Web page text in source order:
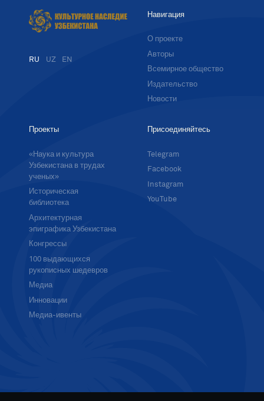
RU UZ EN
Навигация
О проекте
Авторы
Всемирное общество
Издательство
Новости
Проекты
«Наука и культура
Узбекистана в трудах
ученых»
Историческая
библиотека
Архитектурная
эпиграфика Узбекистана
Конгрессы
100 выдающихся
рукописных шедевров
Медиа
Инновации
Медиа-ивенты
Присоединяйтесь
Telegram
Facebook
Instagram
YouTube